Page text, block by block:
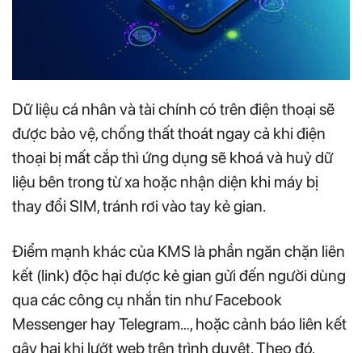
Dữ liệu cá nhân và tài chính có trên điện thoại sẽ
được bảo vệ, chống thất thoát ngay cả khi điện
thoại bị mất cắp thì ứng dụng sẽ khoá và huỷ dữ
liệu bên trong từ xa hoặc nhận diện khi máy bị
thay đổi SIM, tránh rơi vào tay kẻ gian.
Điểm mạnh khác của KMS là phần ngăn chặn liên
kết (link) độc hại được kẻ gian gửi đến người dùng
qua các công cụ nhắn tin như Facebook
Messenger hay Telegram…, hoặc cảnh báo liên kết
gây hại khi lướt web trên trình duyệt. Theo đó,